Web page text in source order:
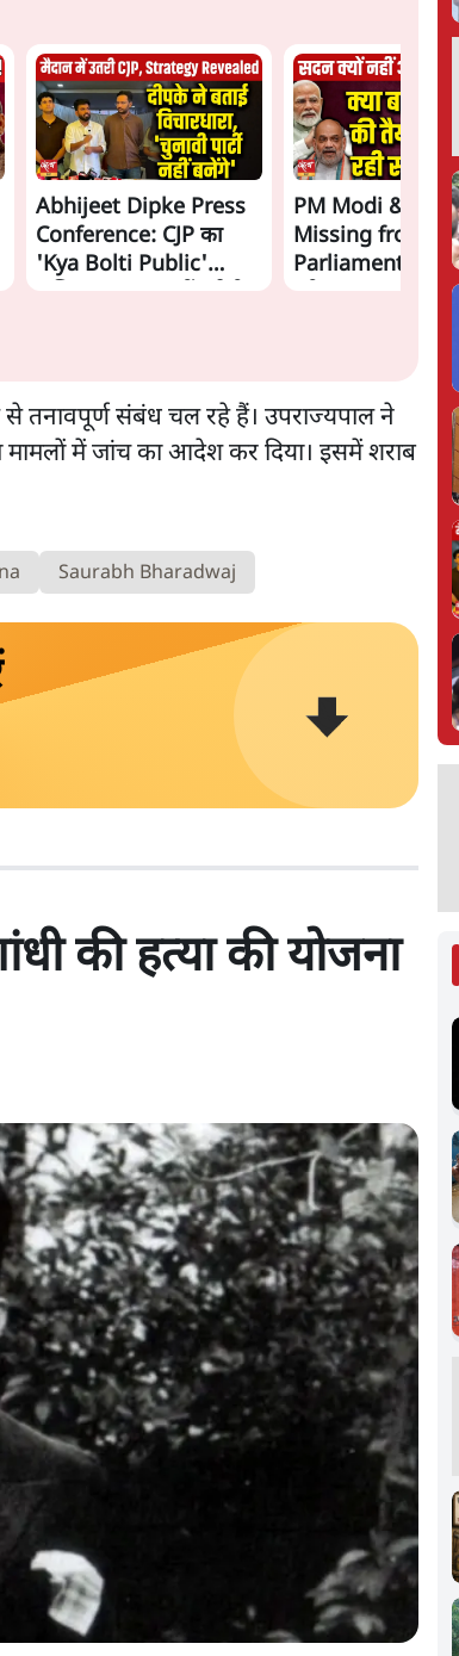
Abhijeet Dipke Press
Conference: CJP का
'Kya Bolti Public'
PM Modi &
Missing from
Parliament: क्या
तनावपूर्ण संबंध चल रहे हैं। उपराज्यपाल ने
में जांच का आदेश कर दिया। इसमें शराब
Saurabh Bharadwaj
की हत्या की योजना